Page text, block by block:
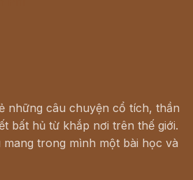
những câu chuyện cổ tích, thần
bất hủ từ khắp nơi trên thế giới.
trong mình một bài học và